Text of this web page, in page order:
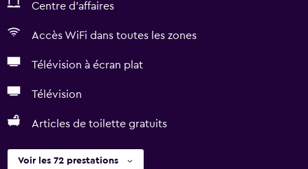
Centre d'affaires
Accès WiFi dans toutes les zones
Télévision à écran plat
Télévision
Articles de toilette gratuits
Voir les 72 prestations